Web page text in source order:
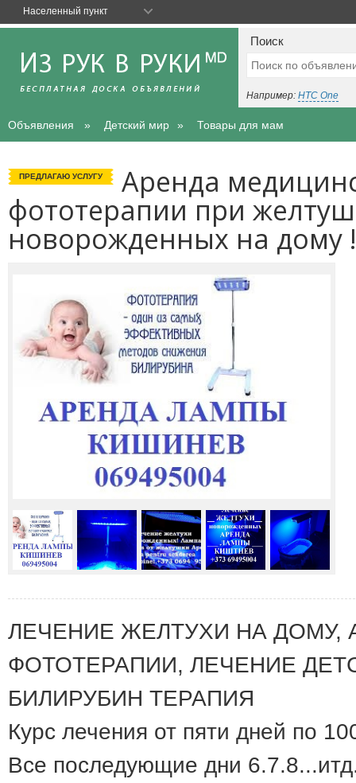
Поиск
Например: HTC One
Объявления Детский мир Товары для мам
ПРЕДЛАГАЮ УСЛУГУ Аренда
фототерапии при
новорожденных на дому
ЛЕЧЕНИЕ ЖЕЛТУХИ НА ДОМУ,
ФОТОТЕРАПИИ, ЛЕЧЕНИЕ
БИЛИРУБИН ТЕРАПИЯ
Курс лечения от пяти дней по
Все последующие дни
Населенный пункт